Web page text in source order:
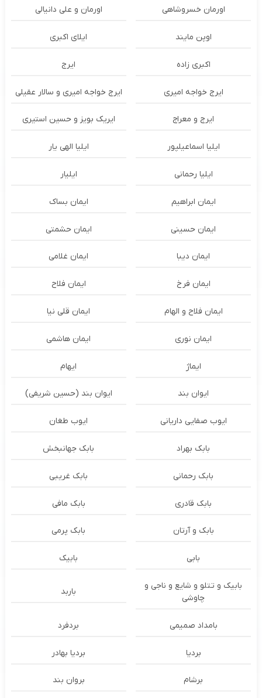
اورمان خسروشاهی اورمان و علی دانیالی
اوپن مایند ايلاى اكبرى
اکبری زاده ایرج
ایرج خواجه امیری ایرج خواجه امیری و سالار عقیلی
ایرج و معراج ایریک بویز و حسین استیری
ایلیا اسماعیلپور ایلیا الهی یار
ایلیا رحمانی ایلیار
ایمان ابراهیم ایمان بساک
ایمان حسینی ایمان حشمتی
ایمان دیبا ایمان غلامی
ایمان فرخ ایمان فلاح
ایمان فلاح و الهام ایمان قلی نیا
ایمان نوری ایمان هاشمی
ایماژ ایهام
ایوان بند ایوان بند (حسین شریفی)
ایوب صفایی داریانی ایوب طغان
بابک بهراد بابک جهانبخش
بابک رحمانی بابک غریبی
بابک قادری بابک مافی
بابک و آرتان بابک پرمی
بابی بابیک
بابیک و تتلو و شایع و ناجی و
چاوشی
باربد
بامداد صمیمی بردفرد
بردیا بردیا بهادر
برشام بروان بند